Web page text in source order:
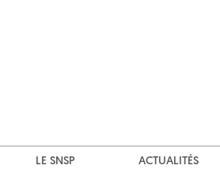
LE SNSP ACTUALITÉS